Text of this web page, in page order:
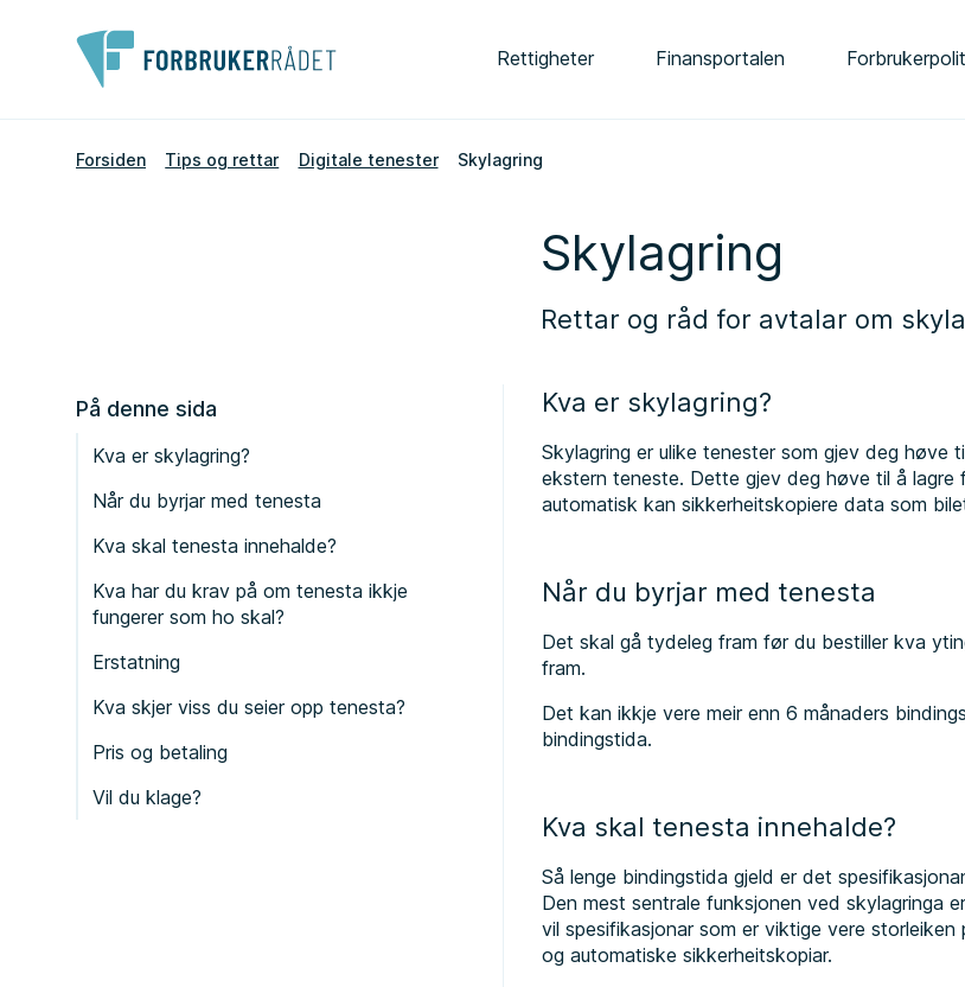
Rettigheter Finansportalen
Forsiden Tips og rettar Digitale tenester Skylagring
Skylagring
Rettar og råd for avtalar om
På denne sida
Kva er skylagring?
Når du byrjar med tenesta
Kva skal tenesta innehalde?
Kva har du krav på om tenesta ikkje
fungerer som ho skal?
Erstatning
Kva skjer viss du seier opp tenesta?
Pris og betaling
Vil du klage?
Kva er skylagring?
Skylagring er ulike tenester som gjev deg høve
ekstern teneste. Dette gjev deg høve til å
automatisk kan sikkerheitskopiere data som
Når du byrjar med tenesta
Det skal gå tydeleg fram før du bestiller kva
fram.
Det kan ikkje vere meir enn 6 månaders
bindingstida.
Kva skal tenesta innehalde?
Så lenge bindingstida gjeld er det
Den mest sentrale funksjonen ved skylagringa
vil spesifikasjonar som er viktige vere
og automatiske sikkerheitskopiar.